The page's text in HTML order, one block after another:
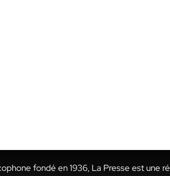
fondé en 1936, La Presse est une